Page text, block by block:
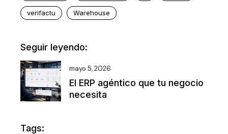
verifactu Warehouse
Seguir leyendo:
mayo 5, 2026
El ERP agéntico que tu negocio
necesita
Tags: